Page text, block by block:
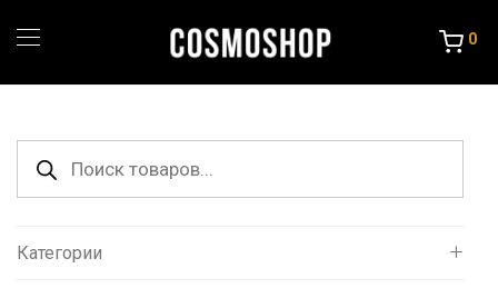
0
Поиск
товаров
Категории